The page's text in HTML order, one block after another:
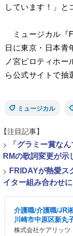
しています！」と
ミュージカル『
日に東京・日本青
ノ宮ピロティホ
ら公式サイトで抽
ミュージカル
【注目記事】
>
「グラミー賞な
RMの歌詞変更が示
> FRIDAYが熱愛ス
イター組み合わせ
介護職/介護職/JR
川崎市中原区新丸
株式会社ケアリッ